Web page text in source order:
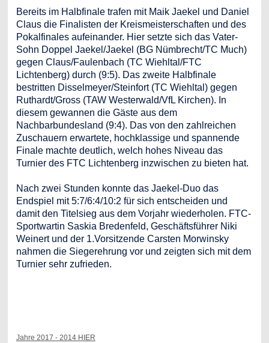
Bereits im Halbfinale trafen mit Maik Jaekel und Daniel
Claus die Finalisten der Kreismeisterschaften und des
Pokalfinales aufeinander. Hier setzte sich das Vater-
Sohn Doppel Jaekel/Jaekel (BG Nümbrecht/TC Much)
gegen Claus/Faulenbach (TC Wiehltal/FTC
Lichtenberg) durch (9:5). Das zweite Halbfinale
bestritten Disselmeyer/Steinfort (TC Wiehltal) gegen
Ruthardt/Gross (TAW Westerwald/VfL Kirchen). In
diesem gewannen die Gäste aus dem
Nachbarbundesland (9:4). Das von den zahlreichen
Zuschauern erwartete, hochklassige und spannende
Finale machte deutlich, welch hohes Niveau das
Turnier des FTC Lichtenberg inzwischen zu bieten hat.
Nach zwei Stunden konnte das Jaekel-Duo das
Endspiel mit 5:7/6:4/10:2 für sich entscheiden und
damit den Titelsieg aus dem Vorjahr wiederholen. FTC-
Sportwartin Saskia Bredenfeld, Geschäftsführer Niki
Weinert und der 1.Vorsitzende Carsten Morwinsky
nahmen die Siegerehrung vor und zeigten sich mit dem
Turnier sehr zufrieden.
Jahre 2017 - 2014 HIER